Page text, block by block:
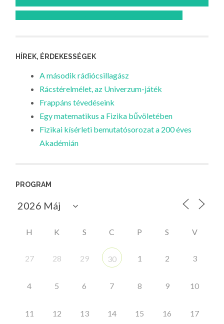
HÍREK, ÉRDEKESSÉGEK
A második rádiócsillagász
Rácstérelmélet, az Univerzum-játék
Frappáns tévedéseink
Egy matematikus a Fizika bűvöletében
Fizikai kísérleti bemutatósorozat a 200 éves
Akadémián
PROGRAM
H K S C P S V
27 28 29 30 1 2 3
4 5 6 7 8 9 10
11 12 13 14 15 16 17